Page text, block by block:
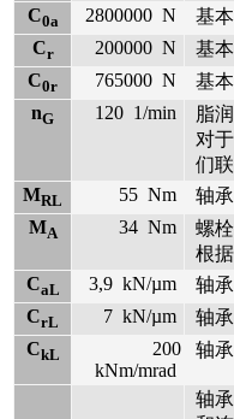
C0a 2800000 N
基
Cr 200000 N
基
C0r 765000 N
基
nG 120 1/min
脂
对
们
MRL 55 Nm
轴
MA 34 Nm
螺
根
CaL 3,9 kN/µm
轴
CrL 7 kN/µm
轴
CkL
200
kNm/mrad
轴
轴